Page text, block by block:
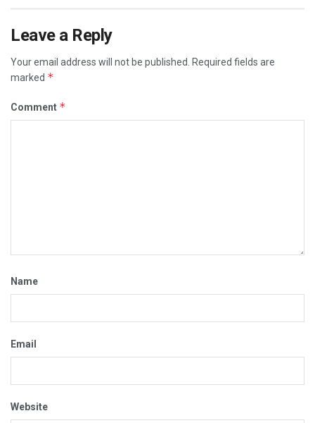
Leave a Reply
Your email address will not be published.
Required fields are
marked *
Comment *
Name
Email
Website